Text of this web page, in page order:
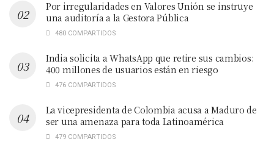
Por irregularidades en Valores Unión se instruye
una auditoría a la Gestora Pública
480 COMPARTIDOS
India solicita a WhatsApp que retire sus cambios:
400 millones de usuarios están en riesgo
476 COMPARTIDOS
La vicepresidenta de Colombia acusa a Maduro de
ser una amenaza para toda Latinoamérica
479 COMPARTIDOS